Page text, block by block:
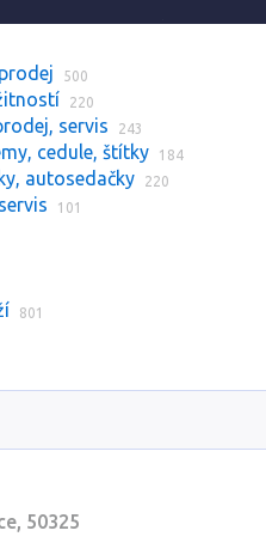
500
220
servis 243
cedule, štítky 184
autosedačky 220
101
801
50325